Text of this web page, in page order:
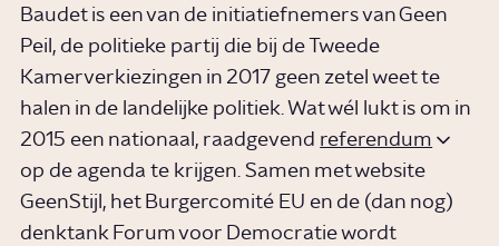
Baudet is een van de initiatiefnemers van Geen
Peil, de politieke partij die bij de Tweede
Kamerverkiezingen in 2017 geen zetel weet te
halen in de landelijke politiek. Wat wél lukt is om in
2015 een nationaal, raadgevend referendum
op de agenda te krijgen. Samen met website
GeenStijl, het Burgercomité EU en de (dan nog)
denktank Forum voor Democratie wordt